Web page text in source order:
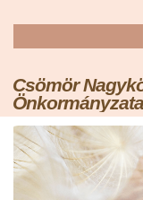
Csömör
Önkormányzata